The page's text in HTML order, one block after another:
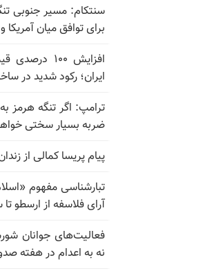
سنتکام: مسیر جنوبی
برای توافق میان آمریکا
افزایش ۱۰۰
ایران؛ رکود شدید در
ترامپ: اگر تنگه هرمز
ضربه بسیار سختی
پیام پریسا کمالی از
تبارشناسی مفهوم
آرای فلاسفه از ارسطو تا
فعالیت‌های جوانان
نه به اعدام در هفته